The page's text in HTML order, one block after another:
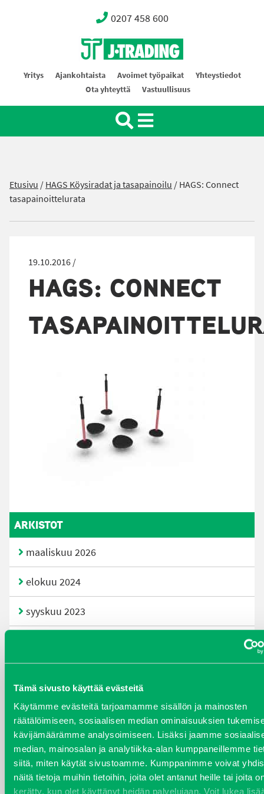
Tämä sivusto käyttää evästeitä
Käytämme evästeitä tarjoamamme sisällön ja mainosten
räätälöimiseen, sosiaalisen median ominaisuuksien
kävijämäärämme analysoimiseen. Lisäksi jaamme
median, mainosalan ja analytiikka-alan kumppaneillemme
siitä, miten käytät sivustoamme. Kumppanimme voivat
näitä tietoja muihin tietoihin, joita olet antanut heille tai joita
kerätty, kun olet käyttänyt heidän palvelujaan. Voit lukea
0207 458 600
Oy J-Trading Ab
Yritys Ajankohtaista Avoimet työpaikat
Yhteystiedot
Ota yhteyttä
Vastuullisuus
Etusivu /HAGS Köysiradat ja tasapainoilu /HAGS: Connect
tasapainoittelurata
19.10.2016 /
HAGS: CONNECT
ARKISTOT
maaliskuu 2026
elokuu 2024
syyskuu 2023
helmikuu 2022
joulukuu 2021
lokakuu 2021
kesäkuu 2021